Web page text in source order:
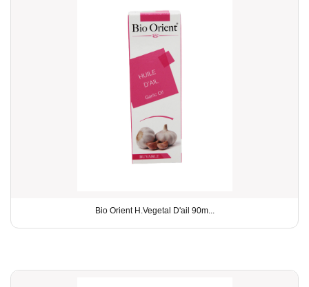
Bio Orient H.Vegetal D'ail 90m...